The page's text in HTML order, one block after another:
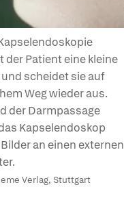
der Patient eine kleine
und scheidet sie auf
Weg wieder aus.
der Darmpassage
Kapselendoskop
an einen externen
Verlag, Stuttgart